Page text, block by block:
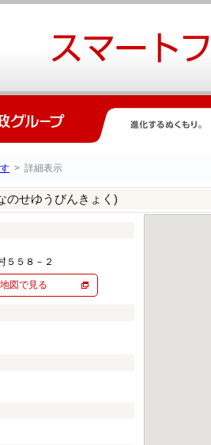
> 詳細表示
のせゆうびんきょく)
５５８－２
図で見る